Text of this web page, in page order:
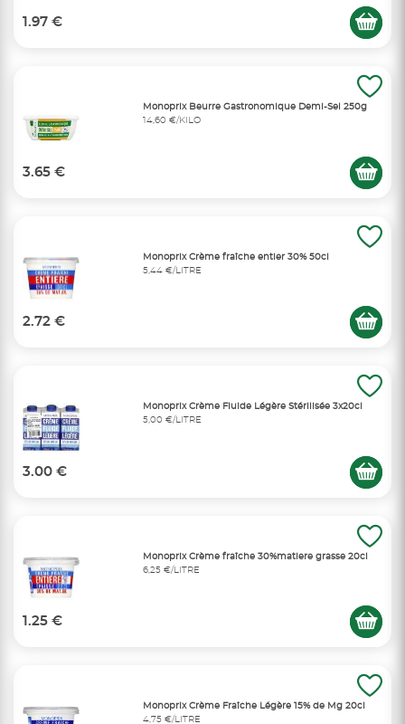
1.97 €
Monoprix Beurre Gastronomique Demi-Sel 250g
14,60 €/KILO
3.65 €
Monoprix Crème fraîche entier 30% 50cl
5,44 €/LITRE
2.72 €
Monoprix Crème Fluide Légère Stérilisée 3x20cl
5,00 €/LITRE
3.00 €
Monoprix Crème fraîche 30%matiere grasse 20cl
6,25 €/LITRE
1.25 €
Monoprix Crème Fraîche Légère 15% de Mg 20cl
4,75 €/LITRE